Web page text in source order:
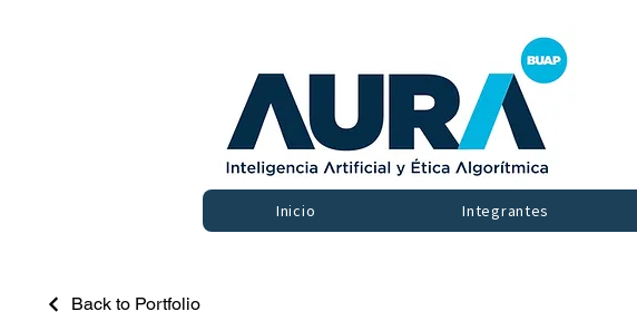
Inicio Integrantes
Back to Portfolio